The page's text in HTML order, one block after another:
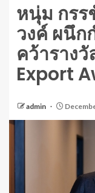
หนุ่ม กรร
วงค์ ผนึก
คว้าราง
Export
admin